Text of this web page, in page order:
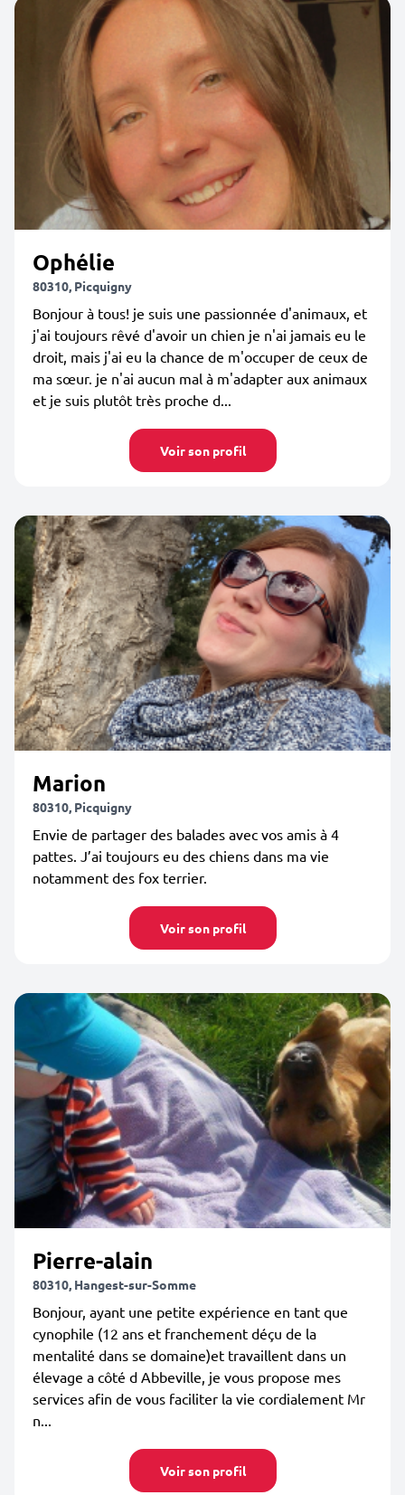
Ophélie
80310, Picquigny
Bonjour à tous! je suis une passionnée d'animaux, et
j'ai toujours rêvé d'avoir un chien je n'ai jamais eu le
droit, mais j'ai eu la chance de m'occuper de ceux de
ma sœur. je n'ai aucun mal à m'adapter aux animaux
et je suis plutôt très proche d...
Voir son profil
Marion
80310, Picquigny
Envie de partager des balades avec vos amis à 4
pattes. J’ai toujours eu des chiens dans ma vie
notamment des fox terrier.
Voir son profil
Pierre-alain
80310, Hangest-sur-Somme
Bonjour, ayant une petite expérience en tant que
cynophile (12 ans et franchement déçu de la
mentalité dans se domaine)et travaillent dans un
élevage a côté d Abbeville, je vous propose mes
services afin de vous faciliter la vie cordialement Mr
n...
Voir son profil